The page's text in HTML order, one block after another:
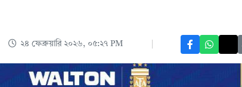
২৪ ফেব্রুয়ারি ২০২৬, ০৫:২৭ PM